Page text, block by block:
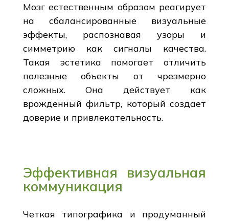
Мозг естественным образом реагирует
на сбалансированные визуальные
эффекты, распознавая узоры и
симметрию как сигналы качества.
Такая эстетика помогает отличить
полезные объекты от чрезмерно
сложных. Она действует как
врожденный фильтр, который создает
доверие и привлекательность.
Эффективная визуальная
коммуникация
Четкая типографика и продуманный